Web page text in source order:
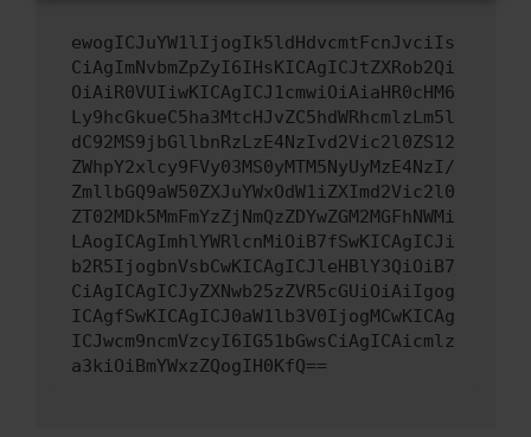
ewogICJuYW1lIjogIk5ldHdvcmtFcnJvciIs
CiAgImNvbmZpZyI6IHsKICAgICJtZXRob2Qi
OiAiR0VUIiwKICAgICJ1cmwiOiAiaHR0cHM6
Ly9hcGkueC5ha3MtcHJvZC5hdWRhcmlzLm5l
dC92MS9jbGllbnRzLzE4NzIvd2Vic2l0ZS12
ZWhpY2xlcy9FVy03MS0yMTM5NyUyMzE4NzI/
ZmllbGQ9aW50ZXJuYWxOdW1iZXImd2Vic2l0
ZT02MDk5MmFmYzZjNmQzZDYwZGM2MGFhNWMi
LAogICAgImhlYWRlcnMiOiB7fSwKICAgICJi
b2R5IjogbnVsbCwKICAgICJleHBlY3QiOiB7
CiAgICAgICJyZXNwb25zZVR5cGUiOiAiIgog
ICAgfSwKICAgICJ0aW1lb3V0IjogMCwKICAg
ICJwcm9ncmVzcyI6IG51bGwsCiAgICAicmlz
a3kiOiBmYWxzZQogIH0KfQ==